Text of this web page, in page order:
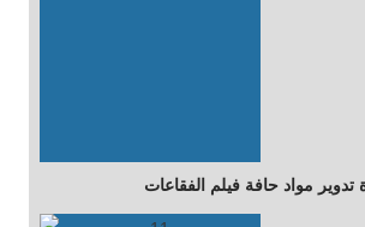
تدوير مواد حافة فيلم الفقاعات